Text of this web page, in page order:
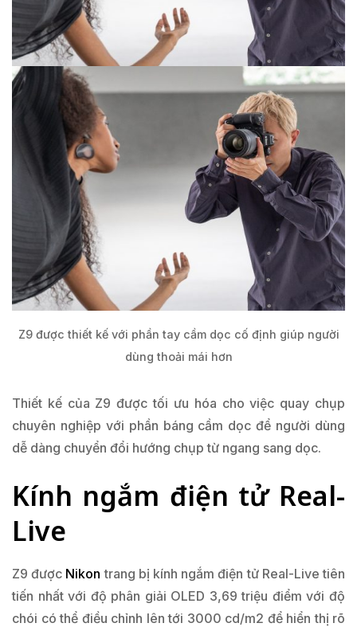
Z9 được thiết kế với phần tay cầm dọc cố định giúp người
dùng thoải mái hơn
Thiết kế của Z9 được tối ưu hóa cho việc quay chụp
chuyên nghiệp với phần báng cầm dọc để người dùng
dễ dàng chuyển đổi hướng chụp từ ngang sang dọc.
Kính ngắm điện tử Real-
Live
Z9 được Nikon trang bị kính ngắm điện tử Real-Live tiên
tiến nhất với độ phân giải OLED 3,69 triệu điểm với độ
chói có thể điều chỉnh lên tới 3000 cd/m2 để hiển thị rõ